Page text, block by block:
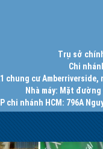
Trụ sở
Chi
chung cư
Nhà máy: Mặt đường
chi nhánh HCM: 796A